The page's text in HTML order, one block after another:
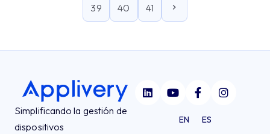
39 40 41
Simplificando la gestión de
dispositivos
EN ES